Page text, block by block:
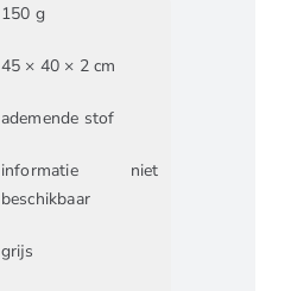
150 g
45 × 40 × 2 cm
ademende stof
informatie niet
beschikbaar
grijs